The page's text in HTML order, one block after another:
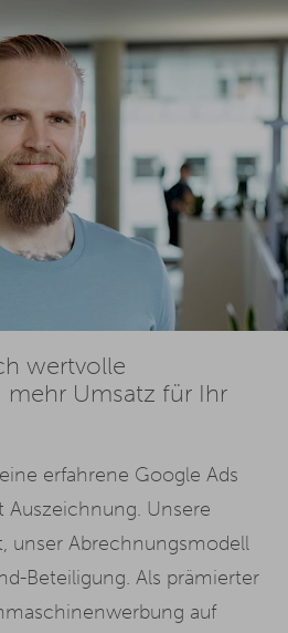
wertvolle
Umsatz für Ihr
erfahrene Google Ads
Unsere
unser Abrechnungsmodell
Beteiligung. Als prämierter
auf